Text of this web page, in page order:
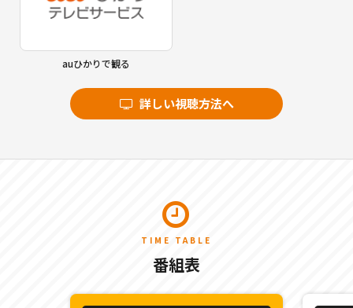
auひかりで観る
詳しい視聴方法へ
TIME TABLE
番組表